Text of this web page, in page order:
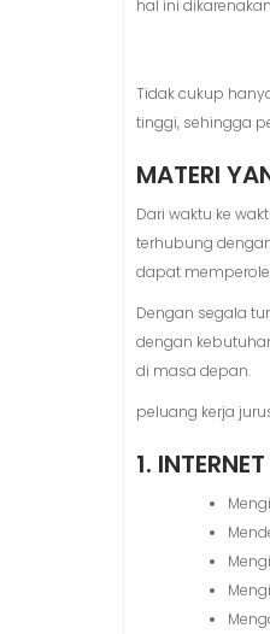
hal ini
Tidak cukup
tinggi, sehingga
MATERI
Dari waktu ke
terhubung
dapat
Dengan segala
dengan
di masa depan.
peluang kerja
1.